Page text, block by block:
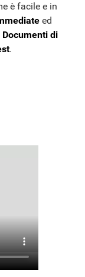
è facile e in
ed
Documenti di
.